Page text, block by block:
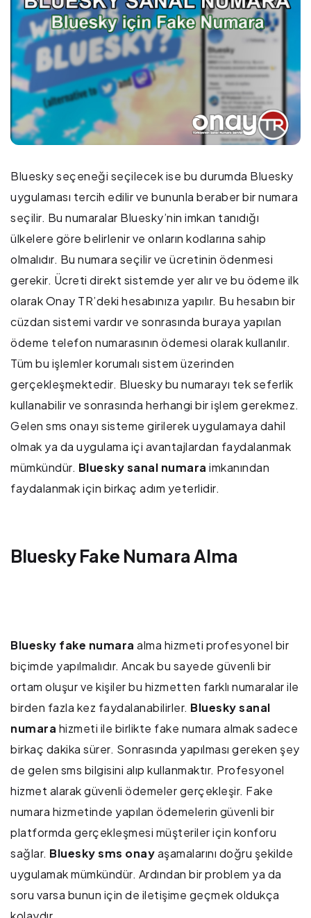
Bluesky seçeneği seçilecek ise bu durumda Bluesky
uygulaması tercih edilir ve bununla beraber bir numara
seçilir. Bu numaralar Bluesky’nin imkan tanıdığı
ülkelere göre belirlenir ve onların kodlarına sahip
olmalıdır. Bu numara seçilir ve ücretinin ödenmesi
gerekir. Ücreti direkt sistemde yer alır ve bu ödeme ilk
olarak Onay TR’deki hesabınıza yapılır. Bu hesabın bir
cüzdan sistemi vardır ve sonrasında buraya yapılan
ödeme telefon numarasının ödemesi olarak kullanılır.
Tüm bu işlemler korumalı sistem üzerinden
gerçekleşmektedir. Bluesky bu numarayı tek seferlik
kullanabilir ve sonrasında herhangi bir işlem gerekmez.
Gelen sms onayı sisteme girilerek uygulamaya dahil
olmak ya da uygulama içi avantajlardan faydalanmak
mümkündür. Bluesky sanal numara imkanından
faydalanmak için birkaç adım yeterlidir.
Bluesky Fake Numara Alma
Bluesky fake numara alma hizmeti profesyonel bir
biçimde yapılmalıdır. Ancak bu sayede güvenli bir
ortam oluşur ve kişiler bu hizmetten farklı numaralar ile
birden fazla kez faydalanabilirler. Bluesky sanal
numara hizmeti ile birlikte fake numara almak sadece
birkaç dakika sürer. Sonrasında yapılması gereken şey
de gelen sms bilgisini alıp kullanmaktır. Profesyonel
hizmet alarak güvenli ödemeler gerçekleşir. Fake
numara hizmetinde yapılan ödemelerin güvenli bir
platformda gerçekleşmesi müşteriler için konforu
sağlar. Bluesky sms onayaşamalarını doğru şekilde
uygulamak mümkündür. Ardından bir problem ya da
soru varsa bunun için de iletişime geçmek oldukça